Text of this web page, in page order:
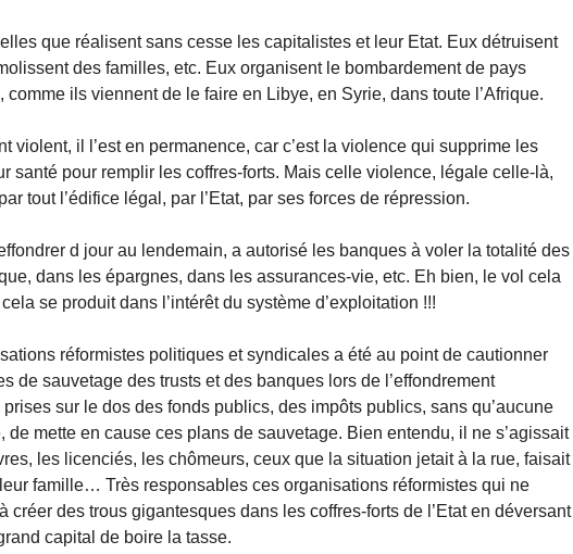
que réalisent sans cesse les capitalistes et leur Etat. Eux détruisent
des familles, etc. Eux organisent le bombardement de pays
ils viennent de le faire en Libye, en Syrie, dans toute l’Afrique.
violent, il l’est en permanence, car c’est la violence qui supprime les
santé pour remplir les coffres-forts. Mais celle violence, légale celle-là,
tout l’édifice légal, par l’Etat, par ses forces de répression.
d jour au lendemain, a autorisé les banques à voler la totalité des
dans les épargnes, dans les assurances-vie, etc. Eh bien, le vol cela
se produit dans l’intérêt du système d’exploitation !!!
réformistes politiques et syndicales a été au point de cautionner
de sauvetage des trusts et des banques lors de l’effondrement
sur le dos des fonds publics, des impôts publics, sans qu’aucune
mette en cause ces plans de sauvetage. Bien entendu, il ne s’agissait
les licenciés, les chômeurs, ceux que la situation jetait à la rue, faisait
famille… Très responsables ces organisations réformistes qui ne
des trous gigantesques dans les coffres-forts de l’Etat en déversant
capital de boire la tasse.